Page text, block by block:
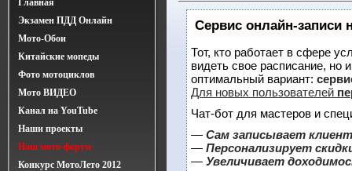
Главная
Экзамен ПДД Онлайн
Мото-Обои
Китайские мопеды
Фото мотоциклов
Мото ВИДЕО
Канал на YouTube
Наши проекты
Наш мото-форум
Конкурс МотоЛето 2012
Сервис онлайн-записи
Тот, кто работает в сфере
видеть свое расписание,
оптимальный вариант:
Для новых пользователей
Чат-бот для мастеров и
— Сам записывает
— Персонализирует
— Увеличивает